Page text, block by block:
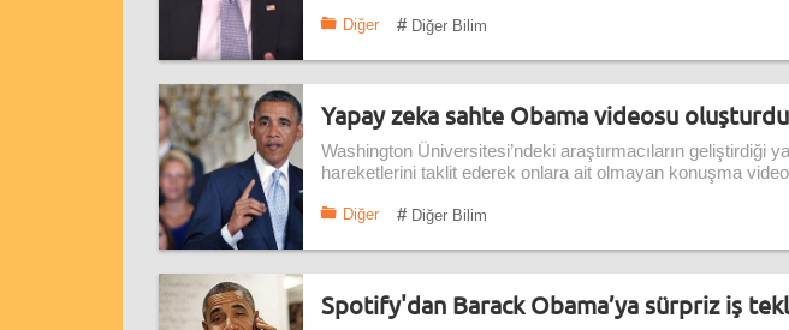
Diğer # Diğer Bilim
Yapay zeka sahte Obama videosu oluşturdu
Washington Üniversitesi’ndeki araştırmacıların geliştirdiği
hareketlerini taklit ederek onlara ait olmayan konuşma
Diğer # Diğer Bilim
Spotify'dan Barack Obama’ya sürpriz iş